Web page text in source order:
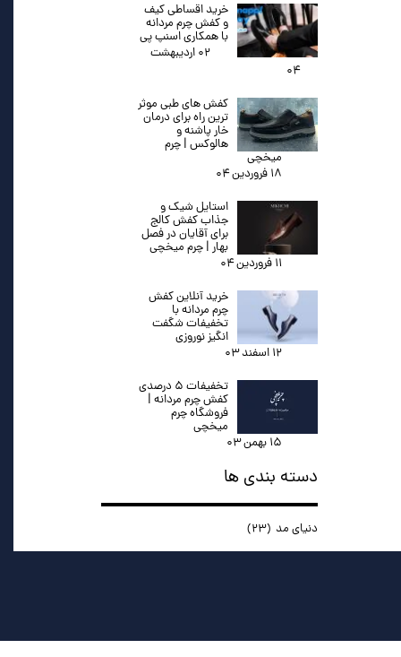
خرید اقساطی کیف
و کفش چرم مردانه
با همکاری اسنپ پی
۰۲ اردیبهشت
۰۴
کفش های طبی موثر
ترین راه برای درمان
خار پاشنه و
هالوکس | چرم
میخچی
۱۸ فروردین ۰۴
استایل شیک و
جذاب کفش کالج
برای آقایان در فصل
بهار | چرم میخچی
۱۱ فروردین ۰۴
خرید آنلاین کفش
چرم مردانه با
تخفیفات شگفت
انگیز نوروزی
۱۲ اسفند ۰۳
تخفیفات ۵ درصدی
کفش چرم مردانه |
فروشگاه چرم
میخچی
۱۵ بهمن ۰۳
دسته بندی ها
دنیای مد (۲۳)